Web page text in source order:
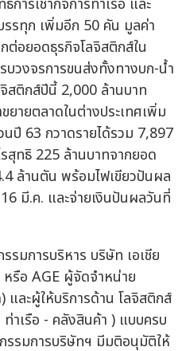
ารเช่ากิจการท่าเรือ และ
รทุก เพิ่มอีก 50 คัน มูลค่า
ต่อยอดธุรกิจโลจิสติกส์ใน
วงจรการขนส่งทั้งทางบก-น้ำ
สติกส์ปีนี้ 2,000 ล้านบาท
ยายตลาดในต่างประเทศเพิ่ม
ปี 63 กวาดรายได้รวม 7,897
สุทธิ 225 ล้านบาทจากยอด
ล้านตัน พร้อมไฟเขียวปันผล
มี.ค. และจ่ายเงินปันผลวันที่
รมการบริหาร บริษัท เอเชีย
รือ AGE ผู้จัดจำหน่าย
ละผู้ให้บริการด้าน โลจิสติกส์
าเรือ - คลังสินค้า ) แบบครบ
รรมการบริษัทฯ มีมติอนุมัติให้